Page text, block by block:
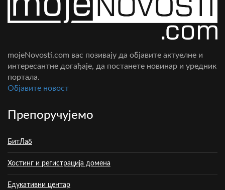
mojeNovosti.com вас позивају да објавите актуелне и
интересантне догађаје, да постанете новинар и уредник
портала.
Oбјавите новост
Препоручујемо
БитЛаб
Хостинг и регистрација домена
Едукативни центар